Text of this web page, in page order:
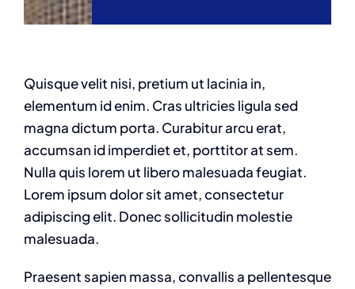
Quisque velit nisi, pretium ut lacinia in,
elementum id enim. Cras ultricies ligula sed
magna dictum porta. Curabitur arcu erat,
accumsan id imperdiet et, porttitor at sem.
Nulla quis lorem ut libero malesuada feugiat.
Lorem ipsum dolor sit amet, consectetur
adipiscing elit. Donec sollicitudin molestie
malesuada.
Praesent sapien massa, convallis a pellentesque